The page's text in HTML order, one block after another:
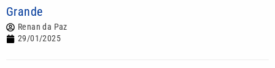
Grande
Renan da Paz
29/01/2025